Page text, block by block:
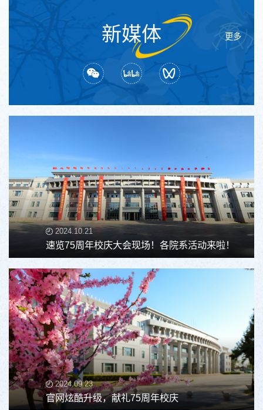
2024.10.21
速览75周年校庆大会现场！各院系活动来啦！
2024.09.23
官网炫酷升级，献礼75周年校庆
新媒体 更多